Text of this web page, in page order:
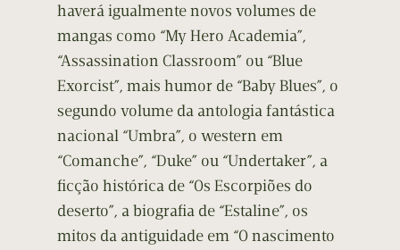
haverá igualmente novos volumes de
mangas como “My Hero Academia”,
“Assassination Classroom” ou “Blue
Exorcist”, mais humor de “Baby Blues”, o
segundo volume da antologia fantástica
nacional “Umbra”, o western em
“Comanche”, “Duke” ou “Undertaker”, a
ficção histórica de “Os Escorpiões do
deserto”, a biografia de “Estaline”, os
mitos da antiguidade em “O nascimento